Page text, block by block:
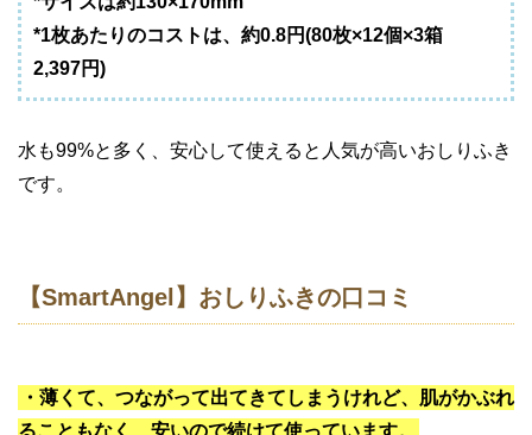
*1枚あたりのコストは、約0.8円(80枚×12個×3箱
2,397円)
水も99%と多く、安心して使えると人気が高いおしりふき
です。
【SmartAngel】おしりふきの口コミ
・薄くて、つながって出てきてしまうけれど、肌がかぶれ
ることもなく、安いので続けて使っています。